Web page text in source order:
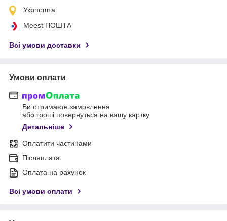
Укрпошта
Meest ПОШТА
Всі умови доставки
Умови оплати
Ви отримаєте замовлення
або гроші повернуться на вашу картку
Детальніше
Оплатити частинами
Післяплата
Оплата на рахунок
Всі умови оплати